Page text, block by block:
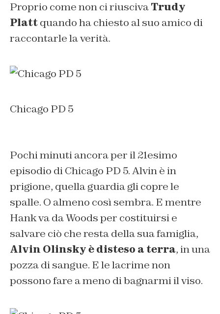
Proprio come non ci riuscivaTrudy
Platt quando ha chiesto al suo amico di
raccontarle la verità.
Chicago PD 5
Pochi minuti ancora per il 21esimo
episodio di Chicago PD 5. Alvin è in
prigione, quella guardia gli copre le
spalle. O almeno così sembra. E mentre
Hank va da Woods per costituirsi e
salvare ciò che resta della sua famiglia,
Alvin Olinsky è disteso a terra, in una
pozza di sangue. E le lacrime non
possono fare a meno di bagnarmi il viso.